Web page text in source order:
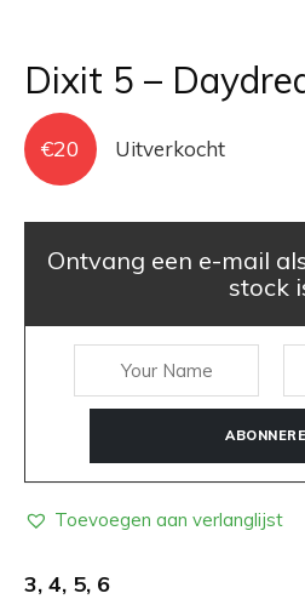
Dixit 5 –
€20 Uitverkocht
Ontvang een e-mail
stock
Toevoegen aan verlanglijst
3, 4, 5, 6